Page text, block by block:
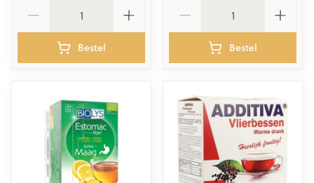
Bestel Bestel